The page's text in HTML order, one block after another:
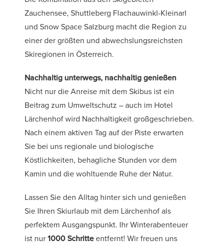
Zauchensee, Shuttleberg Flachauwinkl-Kleinarl
und Snow Space Salzburg macht die Region zu
einer der größten und abwechslungsreichsten
Skiregionen in Österreich.
Nachhaltig unterwegs, nachhaltig genießen
Nicht nur die Anreise mit dem Skibus ist ein
Beitrag zum Umweltschutz – auch im Hotel
Lärchenhof wird Nachhaltigkeit großgeschrieben.
Nach einem aktiven Tag auf der Piste erwarten
Sie bei uns regionale und biologische
Köstlichkeiten, behagliche Stunden vor dem
Kamin und die wohltuende Ruhe der Natur.
Lassen Sie den Alltag hinter sich und genießen
Sie Ihren Skiurlaub mit dem Lärchenhof als
perfektem Ausgangspunkt. Ihr Winterabenteuer
ist nur1000 Schritteentfernt! Wir freuen uns